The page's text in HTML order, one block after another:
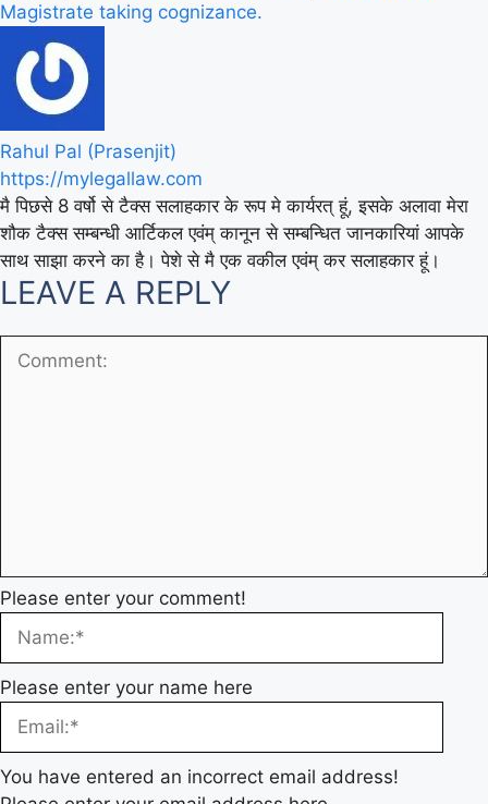
Magistrate taking cognizance.
Rahul Pal (Prasenjit)
https://mylegallaw.com
मै पिछसे 8 वर्षो से टैक्स सलाहकार के रूप मे कार्यरत् हूं, इसके अलावा मेरा
शौक टैक्स सम्बन्धी आर्टिकल एवंम् कानून से सम्बन्धित जानकारियां आपके
साथ साझा करने का है। पेशे से मै एक वकील एवंम् कर सलाहकार हूं।
LEAVE A REPLY
Please enter your comment!
Please enter your name here
You have entered an incorrect email address!